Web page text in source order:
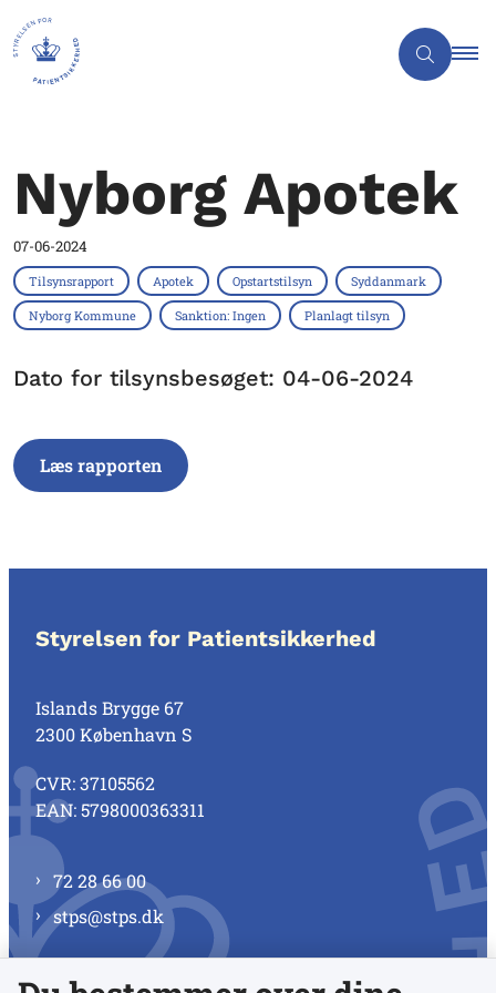
Nyborg Apotek
07-06-2024
Tilsynsrapport Apotek Opstartstilsyn Syddanmark
Nyborg Kommune Sanktion: Ingen Planlagt tilsyn
Dato for tilsynsbesøget: 04-06-2024
Læs rapporten
Styrelsen for Patientsikkerhed
Islands Brygge 67
2300 København S
CVR: 37105562
EAN: 5798000363311
72 28 66 00
stps@stps.dk